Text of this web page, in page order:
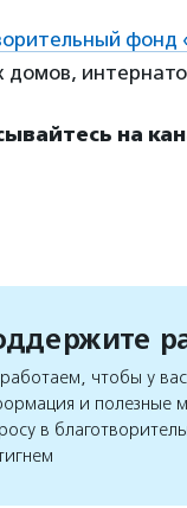
домов,
на
чтобы у вас
и полезные
в